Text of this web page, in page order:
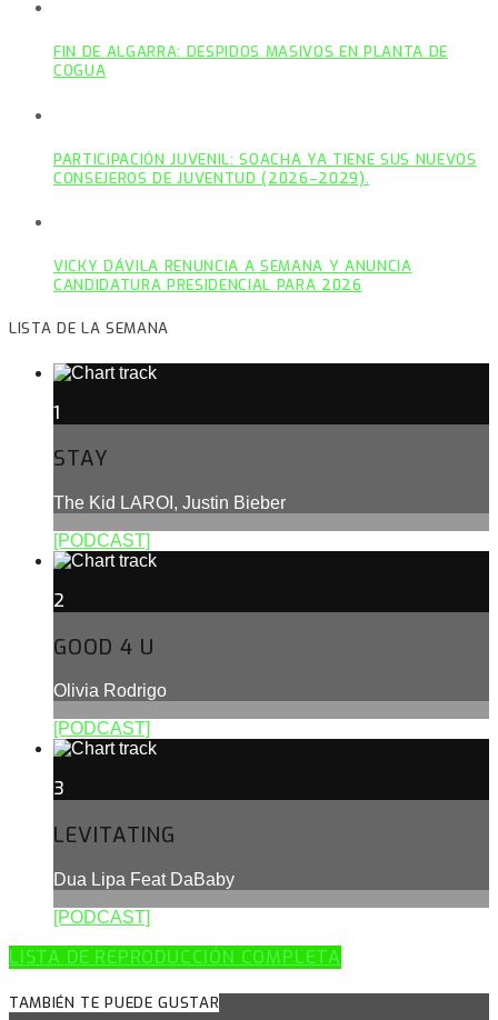
FIN DE ALGARRA: DESPIDOS MASIVOS EN PLANTA DE
COGUA
PARTICIPACIÓN JUVENIL: SOACHA YA TIENE SUS NUEVOS
CONSEJEROS DE JUVENTUD (2026–2029).
VICKY DÁVILA RENUNCIA A SEMANA Y ANUNCIA
CANDIDATURA PRESIDENCIAL PARA 2026
LISTA DE LA SEMANA
1
STAY
The Kid LAROI, Justin Bieber
[PODCAST]
2
GOOD 4 U
Olivia Rodrigo
[PODCAST]
3
LEVITATING
Dua Lipa Feat DaBaby
[PODCAST]
LISTA DE REPRODUCCIÓN COMPLETA
TAMBIÉN TE PUEDE GUSTAR